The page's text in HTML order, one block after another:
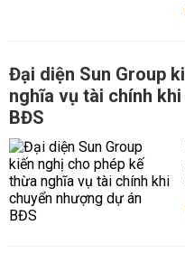
Đại diện Sun Group
nghĩa vụ tài chính
BĐS